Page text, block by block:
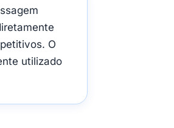
O
utilizado